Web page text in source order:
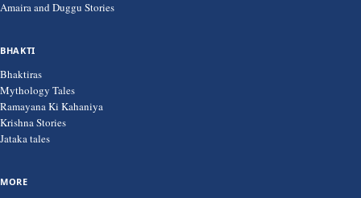
Amaira and Duggu Stories
BHAKTI
Bhaktiras
Mythology Tales
Ramayana Ki Kahaniya
Krishna Stories
Jataka tales
MORE